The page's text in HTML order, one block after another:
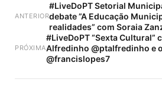
ANTERIOR
#LiveDoPT Setorial
debate ”A Educação
realidades” com Soraia
PRÓXIMA
#LiveDoPT “Sexta Cultural”
Alfredinho @ptalfredinho e
@francislopes7